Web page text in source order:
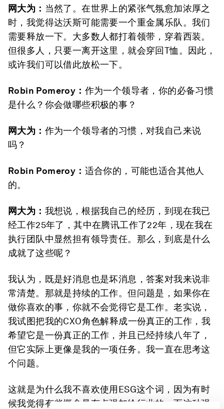
网大为： 当然了。在世界上的紧张气氛愈加浓厚之
时，我觉得达沃斯可能需要一个重金属乐队。我们
需要释放一下。大多数人都打着领带，穿着西装。
但很多人，只要一离开这里，就会穿回T恤。因此，
或许我们可以借此放松一下。
Robin Pomeroy ： 作为一个领导者，你的必备习惯
是什么？你会做哪些积极的事？
网大为： 作为一个领导者的习惯，对我自己来说
吗？
Robin Pomeroy ： 适合你的，可能也适合其他人
的。
网大为： 我想说，根据我自己的经历，到现在我已
经工作25年了，其中在腾讯工作了22年，现在我在
执行团队中显然担有领导责任。那么，到底是什么
成就了这些呢？
我认为，既是好消息也是坏消息，答案对我来说非
常清楚。那就是持续的工作。但问题是，如果你在
做你喜欢的事，你就不会觉得它是工作。老实说，
我试图把我的CXO角色解释成一份真正的工作，我
希望它是一份真正的工作，并且已经持续八年了，
但它实际上更像是我的一项任务。我一直在思考这
个问题。
这就是为什么我不喜欢使用ESG这个词，因为有时
候我觉得有些概念是有点强加给行业的。而这种强